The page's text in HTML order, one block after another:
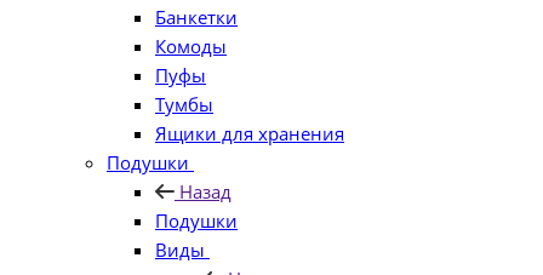
Банкетки
Комоды
Пуфы
Тумбы
Ящики для хранения
Подушки
Назад
Подушки
Виды